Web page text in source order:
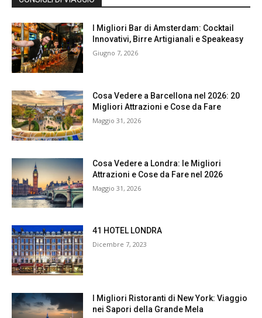
I Migliori Bar di Amsterdam: Cocktail
Innovativi, Birre Artigianali e Speakeasy
Giugno 7, 2026
Cosa Vedere a Barcellona nel 2026: 20
Migliori Attrazioni e Cose da Fare
Maggio 31, 2026
Cosa Vedere a Londra: le Migliori
Attrazioni e Cose da Fare nel 2026
Maggio 31, 2026
41 HOTEL LONDRA
Dicembre 7, 2023
I Migliori Ristoranti di New York: Viaggio
nei Sapori della Grande Mela